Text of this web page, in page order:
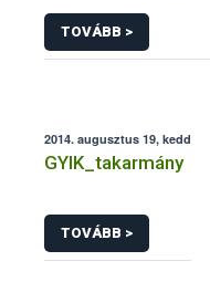
értékesített és
antimikrobiális
TOVÁBB >
2014. augusztus 19, kedd
GYIK_takarmány
TOVÁBB >